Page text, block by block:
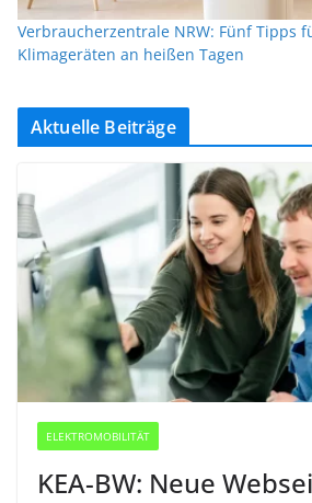
Verbraucherzentrale NRW: Fünf Tipps
Klimageräten an heißen Tagen
Aktuelle Beiträge
ELEKTROMOBILITÄT
KEA-BW: Neue